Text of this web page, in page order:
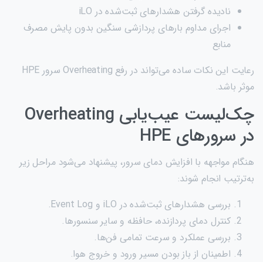
نادیده گرفتن هشدارهای ثبت‌شده در iLO
اجرای مداوم بارهای پردازشی سنگین بدون پایش مصرف
منابع
رعایت این نکات ساده می‌تواند در رفع Overheating سرور HPE
موثر باشد.
چک‌لیست عیب‌یابی Overheating
در سرورهای HPE
هنگام مواجهه با افزایش دمای سرور، پیشنهاد می‌شود مراحل زیر
به‌ترتیب انجام شوند:
بررسی هشدارهای ثبت‌شده در iLO و Event Log.
کنترل دمای پردازنده، حافظه و سایر سنسورها.
بررسی عملکرد و سرعت تمامی فن‌ها.
اطمینان از باز بودن مسیر ورود و خروج هوا.